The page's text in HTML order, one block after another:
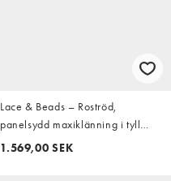
Lace & Beads – Roströd,
panelsydd maxiklänning i tyll
med hjärtformad halsringning,
1.569,00 SEK